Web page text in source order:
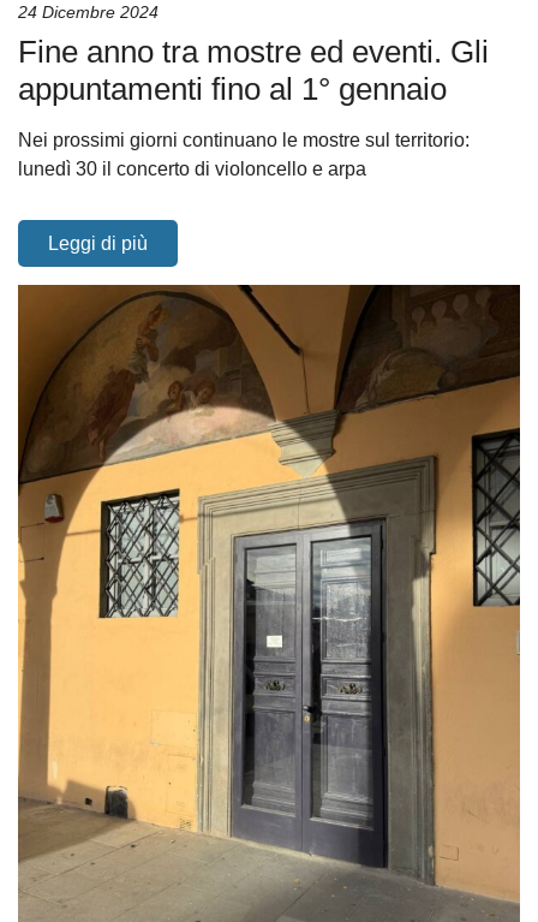
24 Dicembre 2024
Fine anno tra mostre ed eventi. Gli
appuntamenti fino al 1° gennaio
Nei prossimi giorni continuano le mostre sul territorio:
lunedì 30 il concerto di violoncello e arpa
Leggi di più